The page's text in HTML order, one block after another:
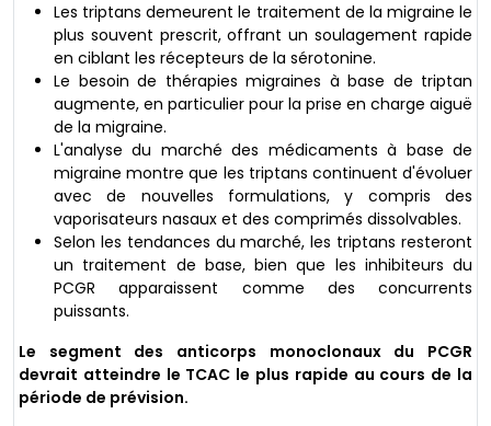
Les triptans demeurent le traitement de la migraine le
plus souvent prescrit, offrant un soulagement rapide
en ciblant les récepteurs de la sérotonine.
Le besoin de thérapies migraines à base de triptan
augmente, en particulier pour la prise en charge aiguë
de la migraine.
L'analyse du marché des médicaments à base de
migraine montre que les triptans continuent d'évoluer
avec de nouvelles formulations, y compris des
vaporisateurs nasaux et des comprimés dissolvables.
Selon les tendances du marché, les triptans resteront
un traitement de base, bien que les inhibiteurs du
PCGR apparaissent comme des concurrents
puissants.
Le segment des anticorps monoclonaux du PCGR
devrait atteindre le TCAC le plus rapide au cours de la
période de prévision.